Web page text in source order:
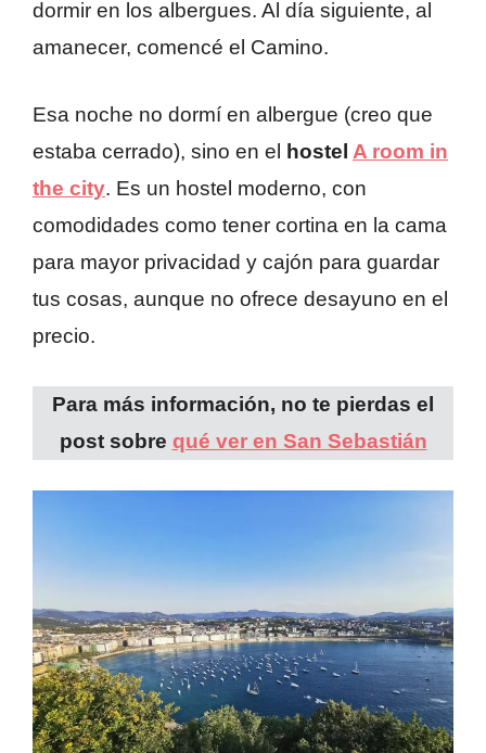
dormir en los albergues. Al día siguiente, al
amanecer, comencé el Camino.
Esa noche no dormí en albergue (creo que
estaba cerrado), sino en el
hostel A room in
the city. Es un hostel moderno, con
comodidades como tener cortina en la cama
para mayor privacidad y cajón para guardar
tus cosas, aunque no ofrece desayuno en el
precio.
Para más información, no te pierdas el
post sobre qué ver en San Sebastián